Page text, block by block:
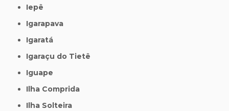
Iepê
Igarapava
Igaratá
Igaraçu do Tietê
Iguape
Ilha Comprida
Ilha Solteira